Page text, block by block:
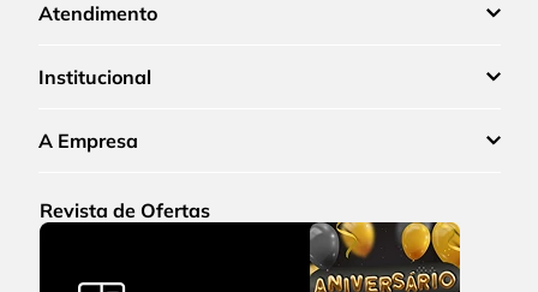
Atendimento
Institucional
A Empresa
Revista de Ofertas